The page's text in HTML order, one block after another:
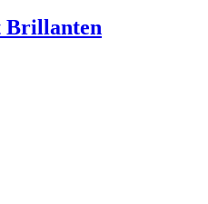
Brillanten